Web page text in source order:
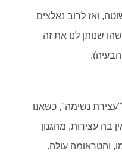
ואז לרוב נאלצים
שנותן לנו את זה
נשימה", כשאנו
בה עצירות, מהגנון
והטראומה עולה.